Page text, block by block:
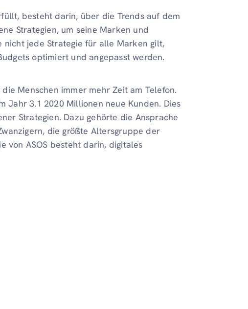
besteht darin, über die Trends auf dem
Strategien, um seine Marken und
nicht jede Strategie für alle Marken gilt,
optimiert und angepasst werden.
Menschen immer mehr Zeit am Telefon.
Jahr 3.1 2020 Millionen neue Kunden. Dies
Strategien. Dazu gehörte die Ansprache
die größte Altersgruppe der
von ASOS besteht darin, digitales